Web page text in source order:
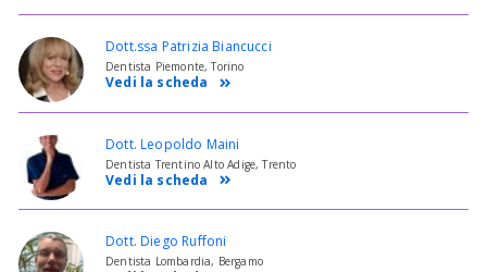
Dott.ssa Patrizia Biancucci
Dentista Piemonte, Torino
Vedi la scheda
Dott. Leopoldo Maini
Dentista Trentino Alto Adige, Trento
Vedi la scheda
Dott. Diego Ruffoni
Dentista Lombardia, Bergamo